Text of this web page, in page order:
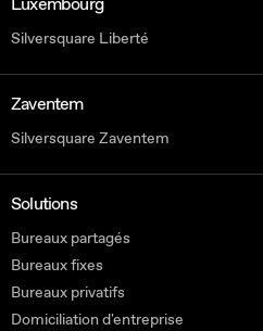
Luxembourg
Silversquare Liberté
Zaventem
Silversquare Zaventem
Solutions
Bureaux partagés
Bureaux fixes
Bureaux privatifs
Domiciliation d'entreprise